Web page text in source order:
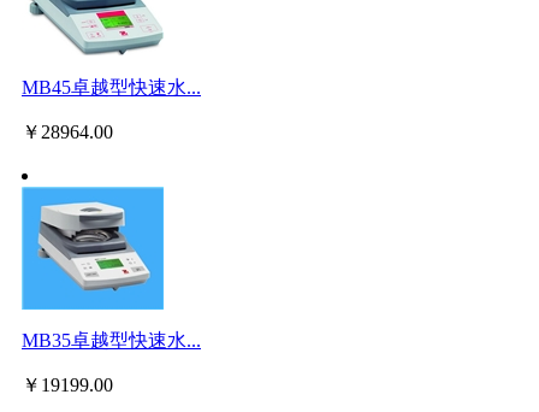
MB45卓越型快速水...
￥ 28964.00
MB35卓越型快速水...
￥ 19199.00